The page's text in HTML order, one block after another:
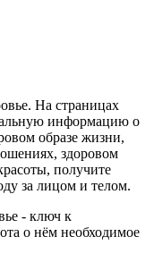
На страницах
информацию о
образе жизни,
здоровом
получите
за лицом и телом.
- ключ к
о нём необходимое